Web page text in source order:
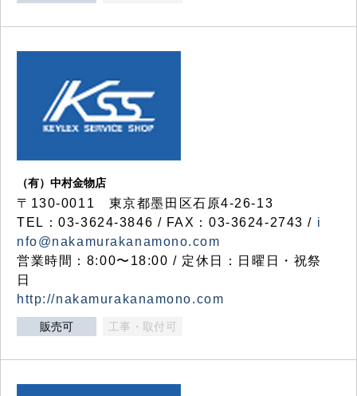
（有）中村金物店
〒130-0011 東京都墨田区石原4-26-13
TEL：03-3624-3846 / FAX：03-3624-2743 / i
nfo@nakamurakanamono.com
営業時間：8:00〜18:00 / 定休日：日曜日・祝祭
日
http://nakamurakanamono.com
販売可 工事・取付可